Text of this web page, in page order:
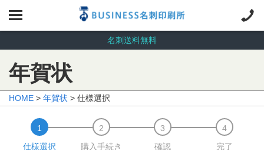
名刺送料無料
年賀状
HOME > 年賀状 > 仕様選択
仕様選択 購入手続き 確認 完了